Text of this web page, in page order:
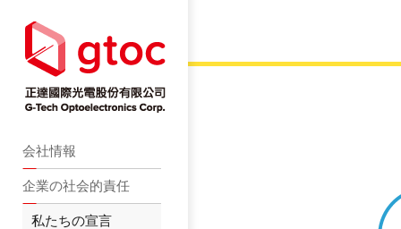
会社情報
企業の社会的責任
私たちの宣言